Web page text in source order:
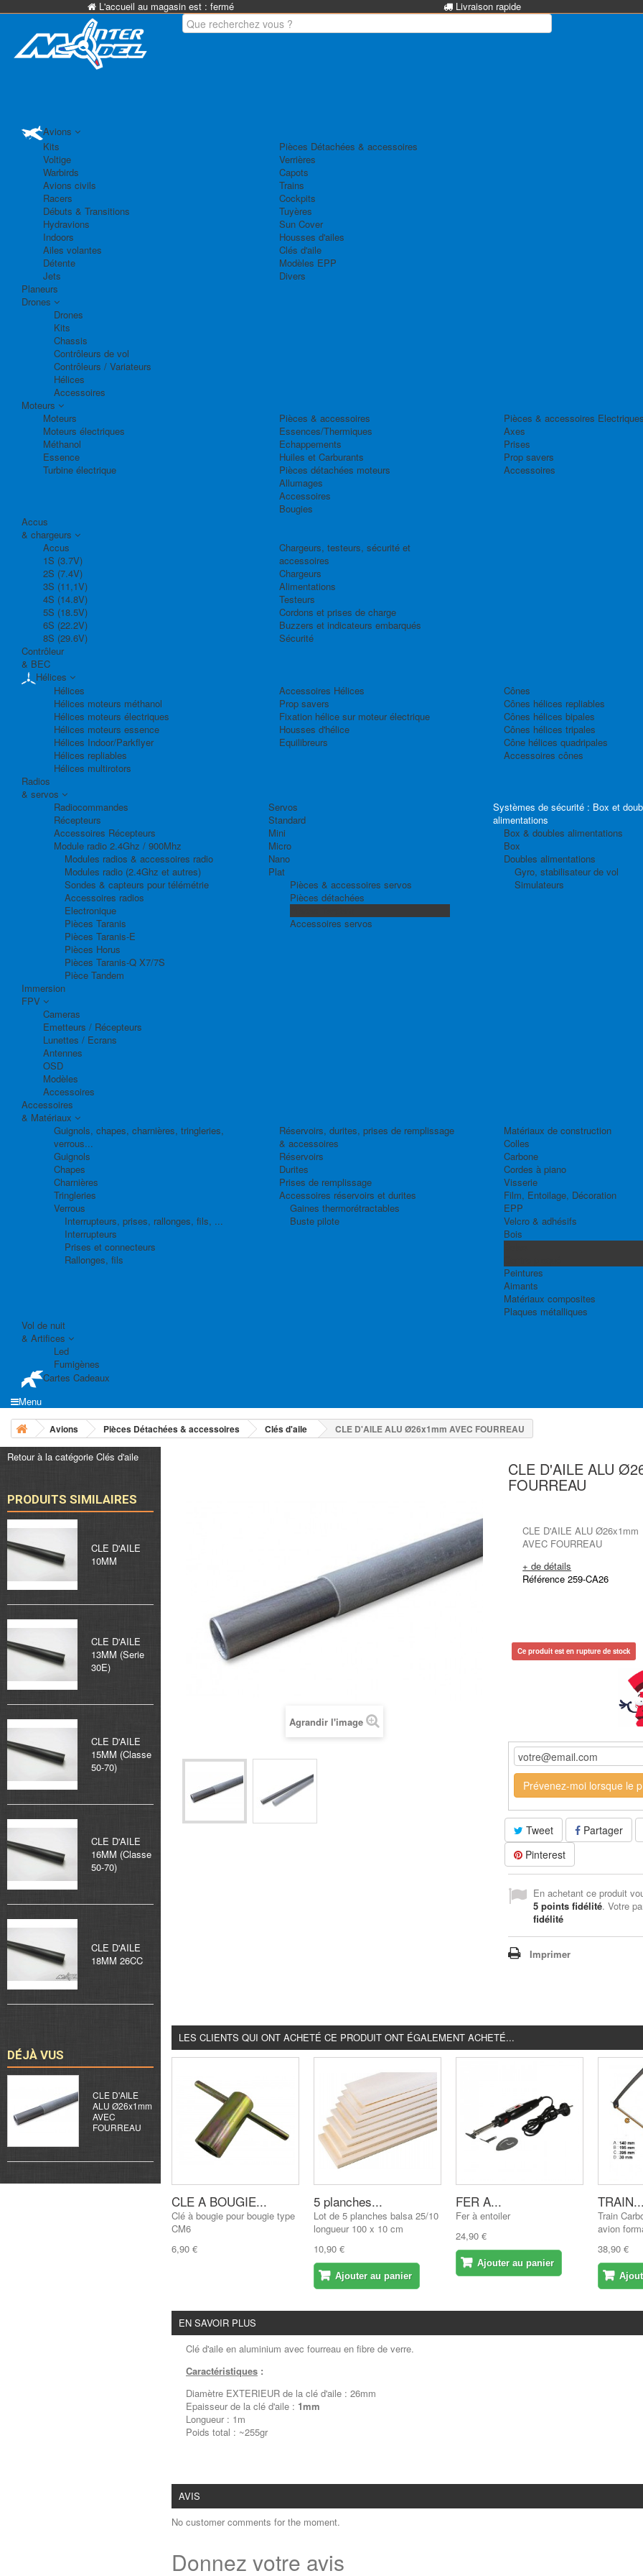
L'accueil au magasin est : fermé Livraison rapide
Avions
Kits
Voltige
Warbirds
Avions civils
Racers
Débuts & Transitions
Hydravions
Indoors
Ailes volantes
Détente
Jets
Pièces Détachées & accessoires
Verrières
Capots
Trains
Cockpits
Tuyères
Sun Cover
Housses d'ailes
Clés d'aile
Modèles EPP
Divers
Planeurs
Drones
Drones
Kits
Chassis
Contrôleurs de vol
Contrôleurs / Variateurs
Hélices
Accessoires
Moteurs
Moteurs
Moteurs électriques
Méthanol
Essence
Turbine électrique
Pièces & accessoires
Essences/Thermiques
Echappements
Huiles et Carburants
Pièces détachées moteurs
Allumages
Accessoires
Bougies
Pièces & accessoires
Axes
Prises
Prop savers
Accessoires
Accus
& chargeurs
Accus
1S (3.7V)
2S (7.4V)
3S (11,1V)
4S (14.8V)
5S (18.5V)
6S (22.2V)
8S (29.6V)
Chargeurs, testeurs, sécurité et
accessoires
Chargeurs
Alimentations
Testeurs
Cordons et prises de charge
Buzzers et indicateurs embarqués
Sécurité
Contrôleur
& BEC
Hélices
Hélices
Hélices moteurs méthanol
Hélices moteurs électriques
Hélices moteurs essence
Hélices Indoor/Parkflyer
Hélices repliables
Hélices multirotors
Accessoires Hélices
Prop savers
Fixation hélice sur moteur électrique
Housses d'hélice
Equilibreurs
Cônes
Cônes hélices repliables
Cônes hélices bipales
Cônes hélices tripales
Cône hélices quadripales
Accessoires cônes
Radios
& servos
Radiocommandes
Récepteurs
Accessoires Récepteurs
Module radio 2.4Ghz / 900Mhz
Modules radios & accessoires radio
Modules radio (2.4Ghz et autres)
Sondes & capteurs pour télémétrie
Accessoires radios
Electronique
Pièces Taranis
Pièces Taranis-E
Pièces Horus
Pièces Taranis-Q X7/7S
Pièce Tandem
Servos
Standard
Mini
Micro
Nano
Plat
Pièces & accessoires servos
Pièces détachées
Accessoires servos
Systèmes de sécurité : Box et
alimentations
Box & doubles alimentations
Box
Doubles alimentations
Gyro, stabilisateur de vol
Simulateurs
Immersion
FPV
Cameras
Emetteurs / Récepteurs
Lunettes / Ecrans
Antennes
OSD
Modèles
Accessoires
Accessoires
& Matériaux
Guignols, chapes, charnières, tringleries,
verrous...
Guignols
Chapes
Charnières
Tringleries
Verrous
Interrupteurs, prises, rallonges, fils, ...
Interrupteurs
Prises et connecteurs
Rallonges, fils
Réservoirs, durites, prises de remplissage
& accessoires
Réservoirs
Durites
Prises de remplissage
Accessoires réservoirs et durites
Gaines thermorétractables
Buste pilote
Matériaux de construction
Colles
Carbone
Cordes à piano
Visserie
Film, Entoilage, Décoration
EPP
Velcro & adhésifs
Bois
Peintures
Aimants
Matériaux composites
Plaques métalliques
Vol de nuit
& Artifices
Led
Fumigènes
Cartes Cadeaux
Menu
Avions Pièces Détachées & accessoires Clés d'aile CLE D'AILE ALU Ø26x1mm AVEC FOURREAU
Retour à la catégorie Clés d'aile
PRODUITS SIMILAIRES
CLE D'AILE
10MM
CLE D'AILE
13MM (Serie
30E)
CLE D'AILE
15MM (Classe
50-70)
CLE D'AILE
16MM (Classe
50-70)
CLE D'AILE
18MM 26CC
DÉJÀ VUS
CLE D'AILE
ALU Ø26x1mm
AVEC
FOURREAU
Agrandir l'image
CLE D'AILE ALU
FOURREAU
CLE D'AILE ALU Ø26x1mm
AVEC FOURREAU
+ de détails
Référence 259-CA26
Ce produit est en rupture de stock
Prévenez-moi lorsque le
Tweet
Partager
Pinterest
En achetant ce produit
5 points fidélité. Votre
fidélité
Imprimer
LES CLIENTS QUI ONT ACHETÉ CE PRODUIT ONT ÉGALEMENT ACHETÉ...
CLE A BOUGIE...
Clé à bougie pour bougie type
CM6
6,90 €
5 planches...
Lot de 5 planches balsa 25/10
longueur 100 x 10 cm
10,90 €
Ajouter au panier
FER A...
Fer à entoiler
24,90 €
Ajouter au panier
Train
avion
38,90 €
EN SAVOIR PLUS
Clé d'aile en aluminium avec fourreau en fibre de verre.
Caractéristiques :
Diamètre EXTERIEUR de la clé d'aile : 26mm
Epaisseur de la clé d'aile : 1mm
Longueur : 1m
Poids total : ~255gr
AVIS
No customer comments for the moment.
Donnez votre avis